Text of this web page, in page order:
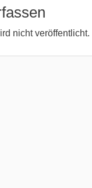
nicht veröffentlicht.